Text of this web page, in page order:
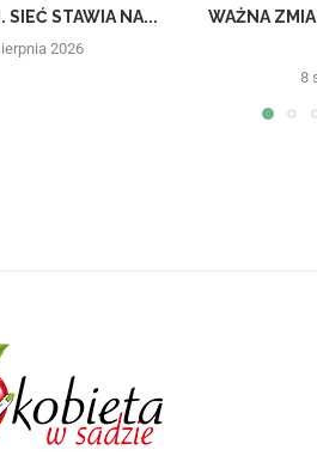
SIEĆ STAWIA NA...
2026
WAŻNA
8